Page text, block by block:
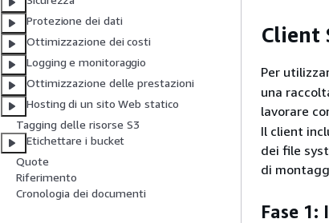
Protezione dei dati
Ottimizzazione dei costi
Logging e monitoraggio
Ottimizzazione delle prestazioni
Hosting di un sito Web statico
Tagging delle risorse S3
Etichettare i bucket
Quote
Riferimento
Cronologia dei documenti
Client
Per
una
lavorare
Il client
dei file
di
Fase